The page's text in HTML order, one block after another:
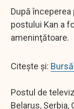
După
postului Kan a
ameninţătoare.
Citește și:
Postul de
Belarus, Serbia,